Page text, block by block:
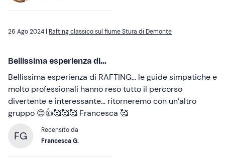
26 Ago 2024 | Rafting classico sul fiume Stura di Demonte
Bellissima esperienza di...
Bellissima esperienza di RAFTING… le guide simpatiche e
molto professionali hanno reso tutto il percorso
divertente e interessante… ritorneremo con un’altro
gruppo 😊👍🥰🥰🥰 Francesca 🥰
FG
Recensito da
Francesca G.